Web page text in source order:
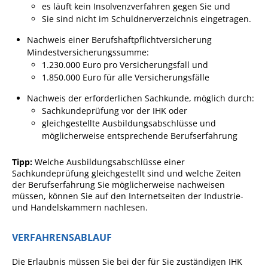
Öffentliche
Ausschreibungen
Bebauungspläne
Gemeinderat
Standesamtliche
Karriere
Onlinezugangsgesetz
es läuft kein Insolvenzverfahren gegen Sie und
Sie sind nicht im Schuldnerverzeichnis eingetragen.
Nachweis einer Berufshaftpflichtversicherung
Mindestversicherungssumme:
1.230.000 Euro pro Versicherungsfall und
1.850.000 Euro für alle Versicherungsfälle
Nachweis der erforderlichen Sachkunde, möglich durch:
Sachkundeprüfung vor der IHK oder
gleichgestellte Ausbildungsabschlüsse und
möglicherweise entsprechende Berufserfahrung
Tipp: Welche Ausbildungsabschlüsse einer
Sachkundeprüfung gleichgestellt sind und welche Zeiten
der Berufserfahrung Sie möglicherweise nachweisen
müssen, können Sie aufden Internetseiten der Industrie-
und Handelskammern nachlesen.
VERFAHRENSABLAUF
Die Erlaubnis müssen Sie bei der für Sie zuständigen IHK